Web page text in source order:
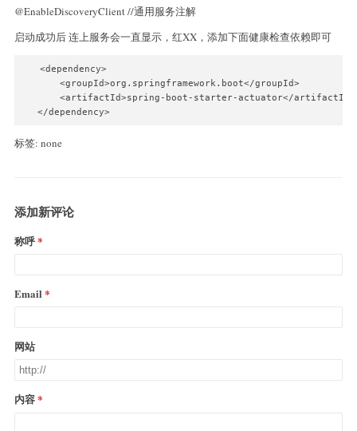
@EnableDiscoveryClient //通用服务注解
启动成功后 连上服务会一直显示，红XX，添加下面健康检查依赖即可
   <dependency>
       <groupId>org.springframework.boot</groupId>
       <artifactId>spring-boot-starter-actuator</artifactId>
   </dependency>
标签: none
添加新评论
称呼
Email
网站
内容